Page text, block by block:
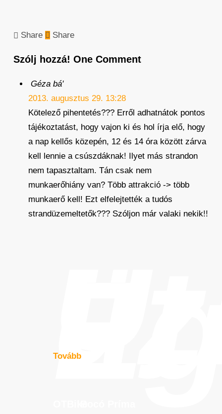
Share Share
Szólj hozzá! One Comment
Géza bá'
2013. augusztus 29. 13:28
Kötelező pihentetés??? Erről adhatnátok pontos
tájékoztatást, hogy vajon ki és hol írja elő, hogy
a nap kellős közepén, 12 és 14 óra között zárva
kell lennie a csúszdáknak! Ilyet más strandon
nem tapasztaltam. Tán csak nem
munkaerőhiány van? Több attrakció -> több
munkaerő kell! Ezt elfelejtették a tudós
strandüzemeltetők??? Szóljon már valaki nekik!!
Tovább